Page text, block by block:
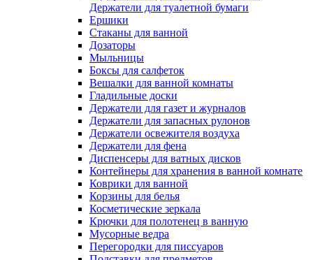
Держатели для туалетной бумаги
Ершики
Стаканы для ванной
Дозаторы
Мыльницы
Боксы для салфеток
Вешалки для ванной комнаты
Гладильные доски
Держатели для газет и журналов
Держатели для запасных рулонов
Держатели освежителя воздуха
Держатели для фена
Диспенсеры для ватных дисков
Контейнеры для хранения в ванной комнате
Коврики для ванной
Корзины для белья
Косметические зеркала
Крючки для полотенец в ванную
Мусорные ведра
Перегородки для писсуаров